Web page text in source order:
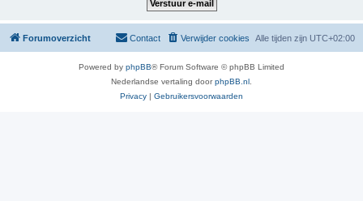
Forumoverzicht Alle tijden zijn UTC+02:00
Verwijder cookies
Contact
Powered by phpBB® Forum Software © phpBB Limited
Nederlandse vertaling doorphpBB.nl
Privacy | Gebruikersvoorwaarden